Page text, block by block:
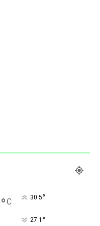
°C 30.5°
27.1 °